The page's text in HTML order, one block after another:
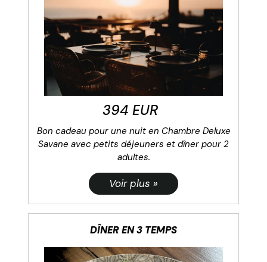
394 EUR
Bon cadeau pour une nuit en Chambre Deluxe
Savane avec petits déjeuners et dîner pour 2
adultes.
DÎNER EN 3 TEMPS